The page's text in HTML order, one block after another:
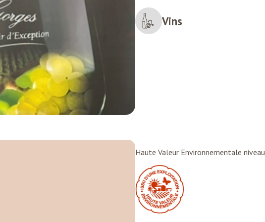
Vins
Haute Valeur Environnementale